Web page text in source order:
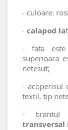
- culoare:
- calapod la
- fata este
superioara
netesut;
- acoperisul
textil, tip
-
transversal